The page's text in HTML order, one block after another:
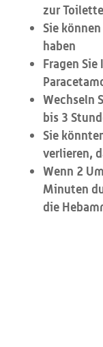
zur Toilette
Sie
haben
Fragen Sie
Wechseln
bis 3
Sie
verlieren,
Wenn 2
Minuten
die